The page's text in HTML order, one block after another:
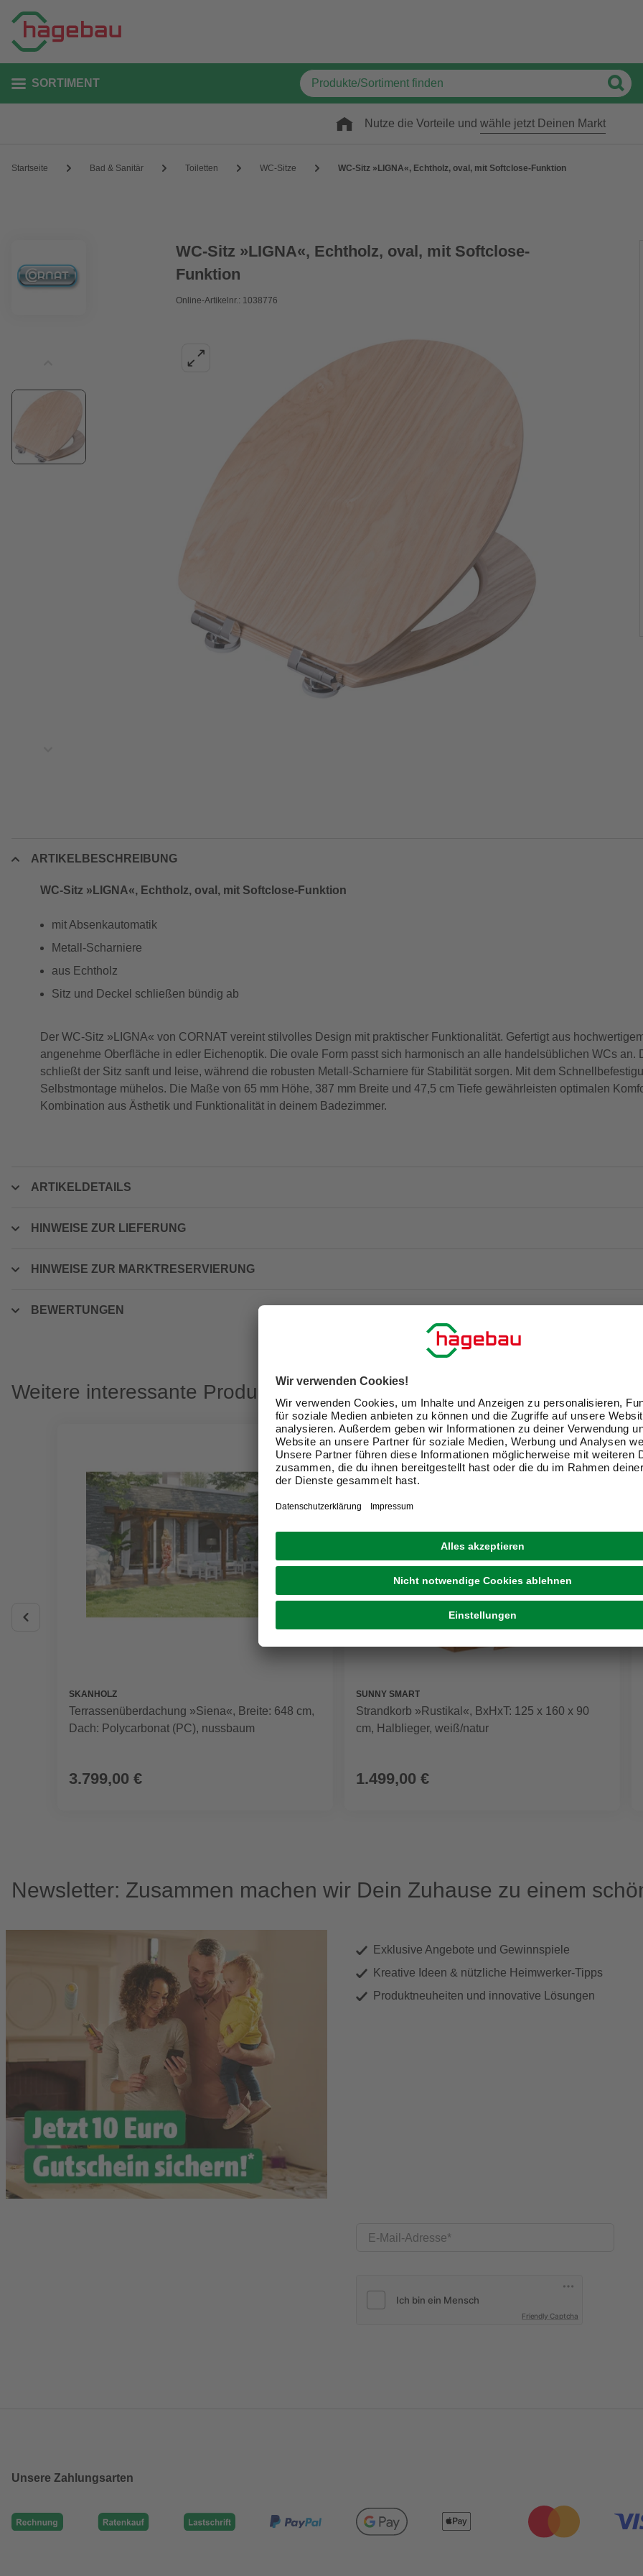
SORTIMENT
Nutze die Vorteile und wähle jetzt Deinen Markt
Startseite Bad & Sanitär Toiletten WC-Sitze WC-Sitz »LIGNA«, Echtholz, oval, mit Softclose-Funktion
WC-Sitz »LIGNA«, Echtholz, oval, mit Softclose-
Funktion
Online-Artikelnr.: 1038776
ARTIKELBESCHREIBUNG
WC-Sitz »LIGNA«, Echtholz, oval, mit Softclose-Funktion
mit Absenkautomatik
Metall-Scharniere
aus Echtholz
Sitz und Deckel schließen bündig ab
Der WC-Sitz »LIGNA« von CORNAT vereint stilvolles Design mit praktischer Funktionalität. Gefertigt aus
angenehme Oberfläche in edler Eichenoptik. Die ovale Form passt sich harmonisch an alle handelsüblichen WCs an.
schließt der Sitz sanft und leise, während die robusten Metall-Scharniere für Stabilität sorgen. Mit dem
Selbstmontage mühelos. Die Maße von 65 mm Höhe, 387 mm Breite und 47,5 cm Tiefe gewährleisten optimalen
Kombination aus Ästhetik und Funktionalität in deinem Badezimmer.
ARTIKELDETAILS
HINWEISE ZUR LIEFERUNG
HINWEISE ZUR MARKTRESERVIERUNG
BEWERTUNGEN
Weitere interessante Produkte
SKANHOLZ
Terrassenüberdachung »Siena«, Breite: 648 cm,
Dach: Polycarbonat (PC), nussbaum
3.799,00 €
SUNNY SMART
Strandkorb »Rustikal«, BxHxT: 125 x 160 x 90
cm, Halblieger, weiß/natur
1.499,00 €
Newsletter: Zusammen machen wir Dein Zuhause zu einem
Exklusive Angebote und Gewinnspiele
Kreative Ideen & nützliche Heimwerker-Tipps
Produktneuheiten und innovative Lösungen
E-Mail-Adresse
Friendly Captcha
Unsere Zahlungsarten